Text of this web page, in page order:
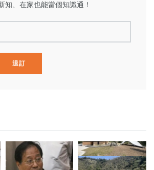
知、在家也能當個知識通！
退訂